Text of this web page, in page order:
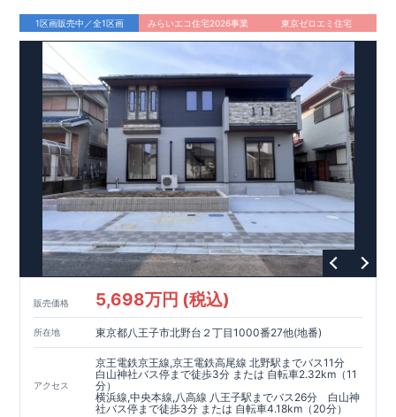
1区画販売中／全1区画 みらいエコ住宅2026事業 東京ゼロエミ住宅
販売価格 5,698万円 (税込)
所在地 東京都八王子市北野台２丁目1000番27他(地番)
アクセス
京王電鉄京王線,京王電鉄高尾線 北野駅までバス11分
白山神社バス停まで徒歩3分 または 自転車2.32km（11
分）
横浜線,中央本線,八高線 八王子駅までバス26分 白山神
社バス停まで徒歩3分 または 自転車4.18km（20分）